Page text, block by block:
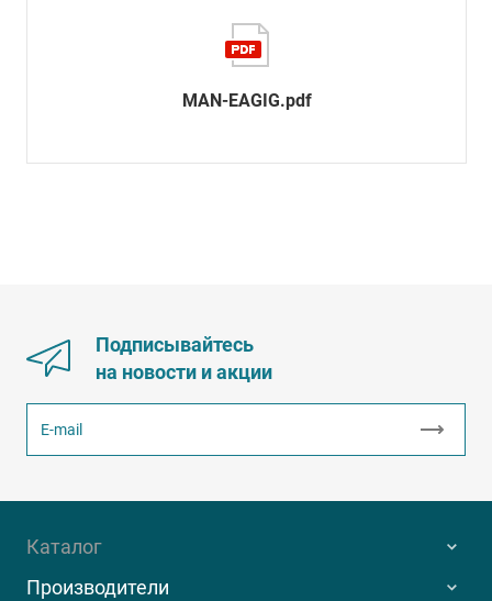
MAN-EAGIG.pdf
Подписывайтесь
на новости и акции
Каталог
Производители